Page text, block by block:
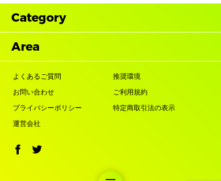
Category
Area
よくあるご質問
推奨環境
お問い合わせ
ご利用規約
プライバシーポリシー
特定商取引法の表示
運営会社